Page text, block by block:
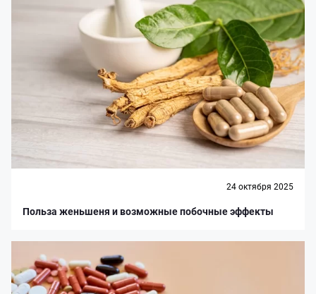
24 октября 2025
Польза женьшеня и возможные побочные эффекты